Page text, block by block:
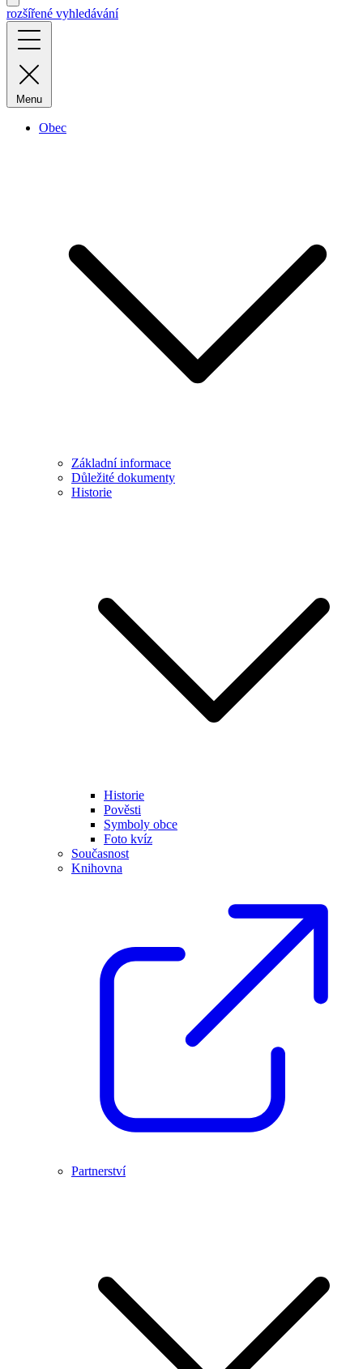
rozšířené vyhledávání
Menu
Obec
Základní informace
Důležité dokumenty
Historie
Historie
Pověsti
Symboly obce
Foto kvíz
Současnost
Knihovna
Partnerství